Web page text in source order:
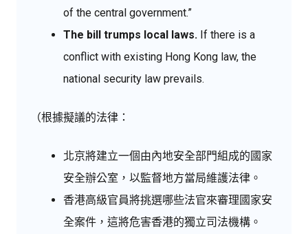
of the central government.”
The bill trumps local laws. If there is a
conflict with existing Hong Kong law, the
national security law prevails.
（根據擬議的法律：
北京將建立一個由內地安全部門組成的國家
安全辦公室，以監督地方當局維護法律。
香港高級官員將挑選哪些法官來審理國家安
全案件，這將危害香港的獨立司法機構。